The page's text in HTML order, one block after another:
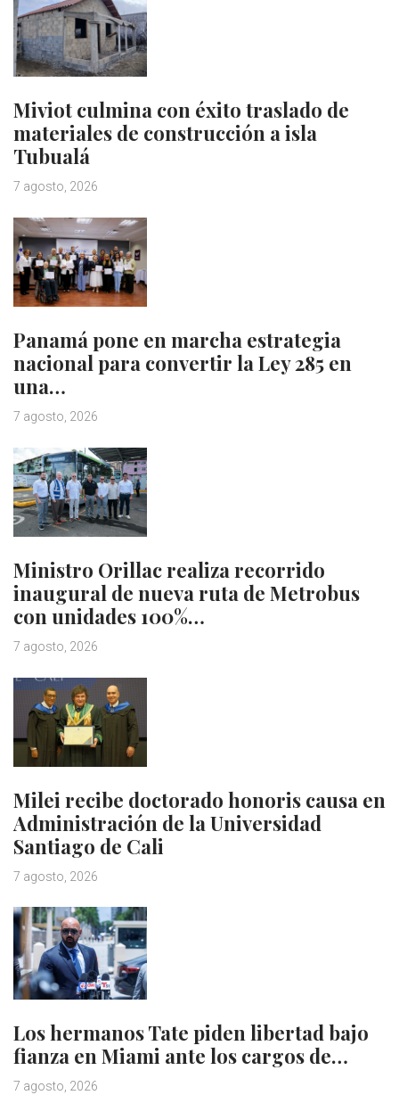
Miviot culmina con éxito traslado de
materiales de construcción a isla
Tubualá
7 agosto, 2026
Panamá pone en marcha estrategia
nacional para convertir la Ley 285 en
una…
7 agosto, 2026
Ministro Orillac realiza recorrido
inaugural de nueva ruta de Metrobus
con unidades 100%…
7 agosto, 2026
Milei recibe doctorado honoris causa en
Administración de la Universidad
Santiago de Cali
7 agosto, 2026
Los hermanos Tate piden libertad bajo
fianza en Miami ante los cargos de…
7 agosto, 2026